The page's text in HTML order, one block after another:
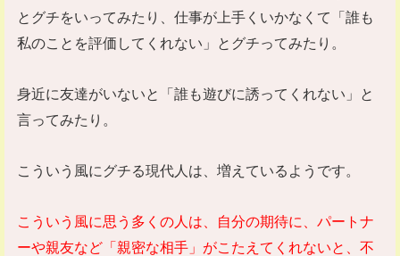
とグチをいってみたり、仕事が上手くいかなくて「誰も
私のことを評価してくれない」とグチってみたり。
身近に友達がいないと「誰も遊びに誘ってくれない」と
言ってみたり。
こういう風にグチる現代人は、増えているようです。
こういう風に思う多くの人は、自分の期待に、パートナ
ーや親友など「親密な相手」がこたえてくれないと、不